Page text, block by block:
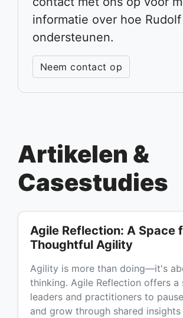
informatie over hoe
ondersteunen.
Neem contact op
Artikelen &
Casestudies
Agile Reflection: A Space
Thoughtful Agility
Agility is more than doing—it's
thinking. Agile Reflection offers a
leaders and practitioners to
and grow through shared insights